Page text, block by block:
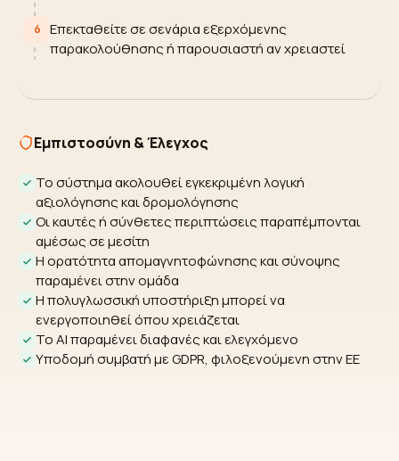
6
Επεκταθείτε σε σενάρια εξερχόμενης
παρακολούθησης ή παρουσιαστή αν χρειαστεί
Εμπιστοσύνη & Έλεγχος
Το σύστημα ακολουθεί εγκεκριμένη λογική
αξιολόγησης και δρομολόγησης
Οι καυτές ή σύνθετες περιπτώσεις παραπέμπονται
αμέσως σε μεσίτη
Η ορατότητα απομαγνητοφώνησης και σύνοψης
παραμένει στην ομάδα
Η πολυγλωσσική υποστήριξη μπορεί να
ενεργοποιηθεί όπου χρειάζεται
Το AI παραμένει διαφανές και ελεγχόμενο
Υποδομή συμβατή με GDPR, φιλοξενούμενη στην ΕΕ